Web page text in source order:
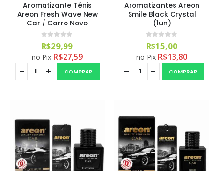
Aromatizante Tênis
Areon Fresh Wave New
Car / Carro Novo
R$29,99
no Pix R$27,59
COMPRAR
Aromatizantes Areon
Smile Black Crystal
(1un)
R$15,00
no Pix R$13,80
COMPRAR